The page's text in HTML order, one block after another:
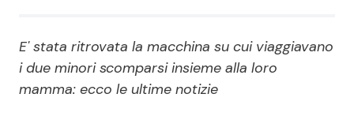
Soap Opera
E' stata ritrovata la macchina su cui viaggiavano
i due minori scomparsi insieme alla loro
mamma: ecco le ultime notizie